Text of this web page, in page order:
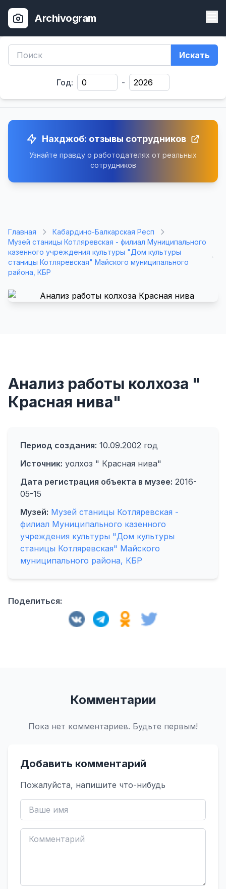
Archivogram
Искать
Год: -
Нахджоб: отзывы сотрудников
Узнайте правду о работодателях от реальных
сотрудников
Главная
Кабардино-Балкарская Респ
Музей станицы Котляревская - филиал Муниципального
казенного учреждения культуры "Дом культуры
станицы Котляревская" Майского муниципального
района, КБР
Анализ работы колхоза "
Красная нива"
Период создания: 10.09.2002 год
Источник: уолхоз " Красная нива"
Дата регистрация объекта в музее: 2016-
05-15
Музей: Музей станицы Котляревская -
филиал Муниципального казенного
учреждения культуры "Дом культуры
станицы Котляревская" Майского
муниципального района, КБР
Поделиться:
Комментарии
Пока нет комментариев. Будьте первым!
Добавить комментарий
Пожалуйста, напишите что-нибудь